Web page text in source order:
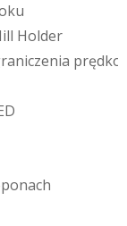
ku
ill Holder
raniczenia prędko
D
ponach